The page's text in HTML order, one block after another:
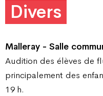
Divers
Malleray - Salle
Audition des élèves de
principalement des
19 h.